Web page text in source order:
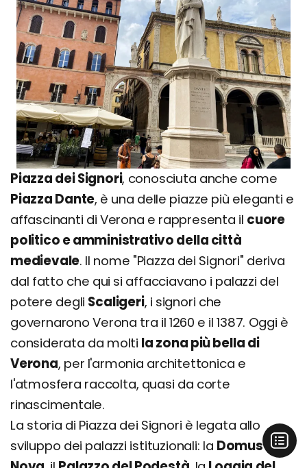
Piazza dei Signori, conosciuta anche come
Piazza Dante, è una delle piazze più eleganti e
affascinanti di Verona e rappresenta il cuore
politico e amministrativo della città
medievale. Il nome "Piazza dei Signori" deriva
dal fatto che qui si affacciavano i palazzi del
potere degli Scaligeri, i signori che
governarono Verona tra il 1260 e il 1387. Oggi è
considerata da molti la zona più bella di
Verona, per l'armonia architettonica e
l'atmosfera raccolta, quasi da corte
rinascimentale.
La storia di Piazza dei Signori è legata allo
sviluppo dei palazzi istituzionali: la Domus